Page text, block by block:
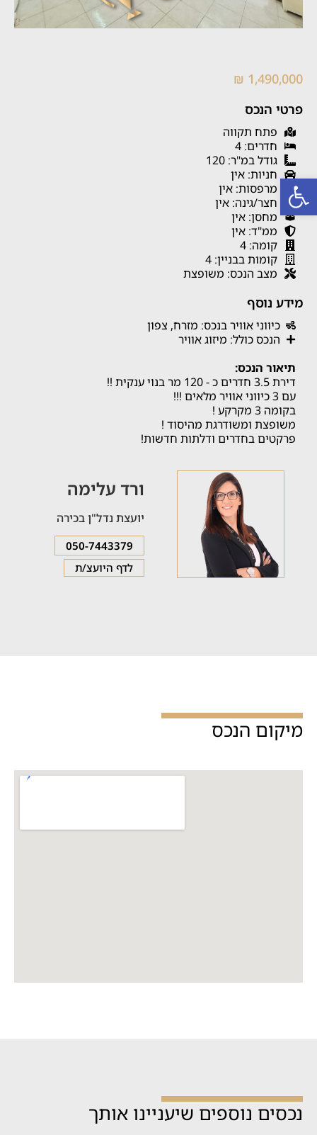
פתח סרגל נגישות
1,490,000 ₪
פרטי הנכס
פתח תקווה
חדרים: 4
גודל במ"ר: 120
חניות: אין
מרפסות: אין
חצר/גינה: אין
מחסן: אין
ממ"ד: אין
קומה: 4
קומות בבניין: 4
מצב הנכס: משופצת
מידע נוסף
כיווני אוויר בנכס: מזרח, צפון
הנכס כולל: מיזוג אוויר
תיאור הנכס:
דירת 3.5 חדרים כ - 120 מר בנוי ענקית !!
עם 3 כיווני אוויר מלאים !!!
בקומה 3 מקרקע !
משופצת ומשודרגת מהיסוד !
פרקטים בחדרים ודלתות חדשות!
ורד עלימה
יועצת נדל"ן בכירה
050-7443379
לדף היועצ/ת
מיקום הנכס
נכסים נוספים שיעניינו אותך